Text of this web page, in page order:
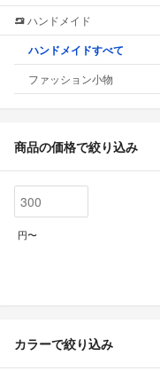
ハンドメイド
ハンドメイドすべて
ファッション小物
商品の価格で絞り込み
円〜
カラーで絞り込み